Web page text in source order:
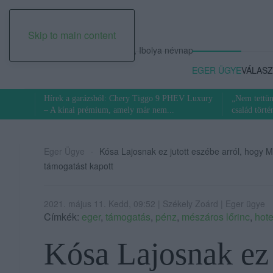
Skip to main content
2026. augusztus 07., péntek, Ibolya névnap
EGER ÜGYE
Hírek a garázsból: Chery Tiggo 9 PHEV Luxury
– A kínai prémium, amely már nem...
„Nem
család
Eger Ügye
Kósa Lajosnak ez jutott eszébe arról, hogy
támogatást kapott
2021. május 11. Kedd, 09:52 | Székely Zoárd | Eger ügye
Címkék: eger, támogatás, pénz, mészáros lőrinc,
Kósa Lajosnak